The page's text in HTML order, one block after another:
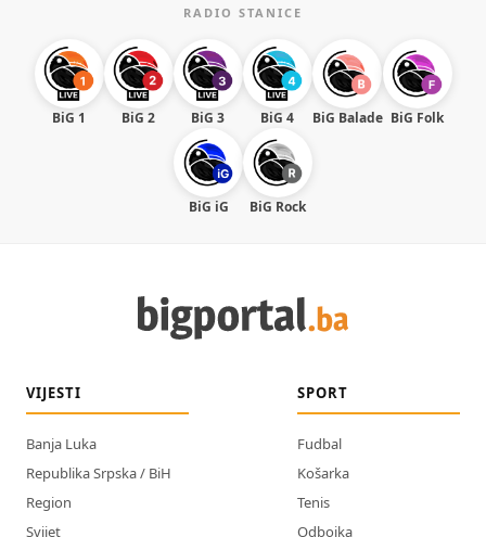
RADIO STANICE
BiG 1 BiG 2 BiG 3 BiG 4 BiG Balade BiG Folk
BiG iG BiG Rock
VIJESTI
Banja Luka
Republika Srpska / BiH
Region
Svijet
SPORT
Fudbal
Košarka
Tenis
Odbojka